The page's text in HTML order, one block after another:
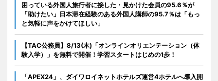
困っている外国人旅行者に接した・見かけた会員の95.6％が
「助けたい」日本滞在経験のある外国人講師の95.7％は「もっ
と気軽に声をかけてほしい」
【TAC公務員】8/13(木)「オンラインオリエンテーション（体
験入学）」を無料で開催！学習スタートはじめの1歩！
「APEX24」、ダイワロイネットホテルズ運営4ホテルへ導入開